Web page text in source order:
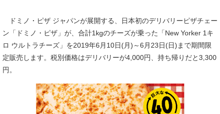
ドミノ・ピザ ジャパンが展開する、日本初のデリバリーピザチェー
ン「ドミノ・ピザ」が、合計1kgのチーズが乗った「New Yorker 1キ
ロ ウルトラチーズ」を2019年6月10日(月)～6月23日(日)まで期間限
定販売します。税別価格はデリバリーが4,000円、持ち帰りだと3,300
円。